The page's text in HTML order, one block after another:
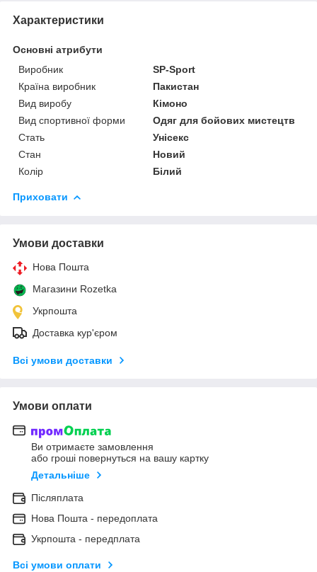
Характеристики
Основні атрибути
Виробник
SP-Sport
Країна виробник
Пакистан
Вид виробу
Кімоно
Вид спортивної форми
Одяг для бойових мистецтв
Стать
Унісекс
Стан
Новий
Колір
Білий
Приховати
Умови доставки
Нова Пошта
Магазини Rozetka
Укрпошта
Доставка кур'єром
Всі умови доставки
Умови оплати
Ви отримаєте замовлення
або гроші повернуться на вашу картку
Детальніше
Післяплата
Нова Пошта - передоплата
Укрпошта - передплата
Всі умови оплати